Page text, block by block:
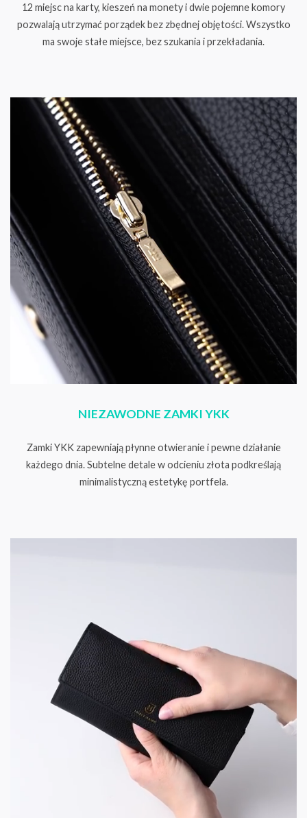
12 miejsc na karty, kieszeń na monety i dwie pojemne komory
pozwalają utrzymać porządek bez zbędnej objętości. Wszystko
ma swoje stałe miejsce, bez szukania i przekładania.
NIEZAWODNE ZAMKI YKK
Zamki YKK zapewniają płynne otwieranie i pewne działanie
każdego dnia. Subtelne detale w odcieniu złota podkreślają
minimalistyczną estetykę portfela.